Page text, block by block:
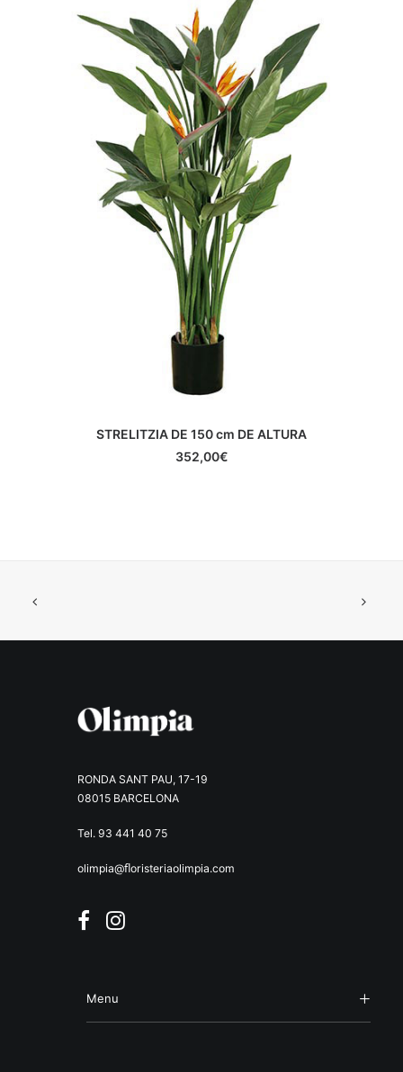
STRELITZIA DE 150 cm DE ALTURA
352,00€
RONDA SANT PAU, 17-19
08015 BARCELONA
Tel. 93 441 40 75
olimpia@ﬂoristeriaolimpia.com
Menu